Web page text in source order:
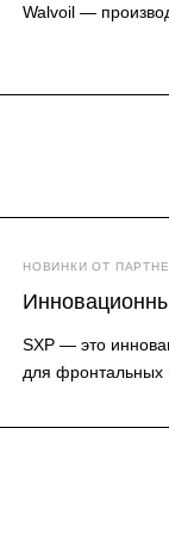
Walvoil —
НОВИНКИ ОТ
SXP — это
для фронтальных